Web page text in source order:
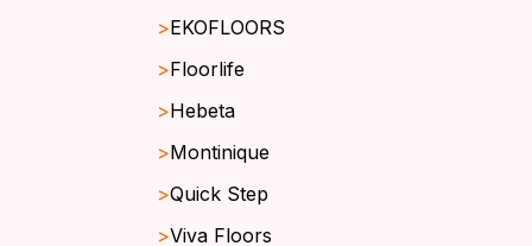
EKOFLOORS
Floorlife
Hebeta
Montinique
Quick Step
Viva Floors